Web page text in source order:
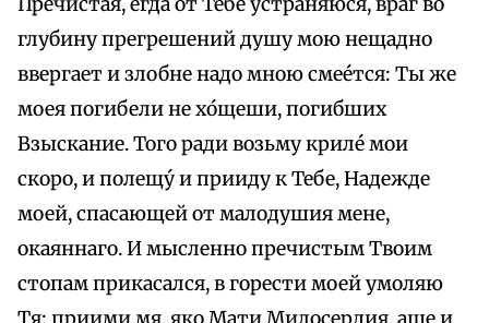
глубину прегрешений душу мою нещадно
ввергает и злобне надо мною смее́тся: Ты же
моея погибели не хо́щеши, погибших
Взыскание. Того ради возьму криле́ мои
скоро, и полещу́ и прииду к Тебе, Надежде
моей, спасающей от малодушия мене,
окаяннаго. И мысленно пречистым Твоим
стопам прикасался, в горести моей умоляю